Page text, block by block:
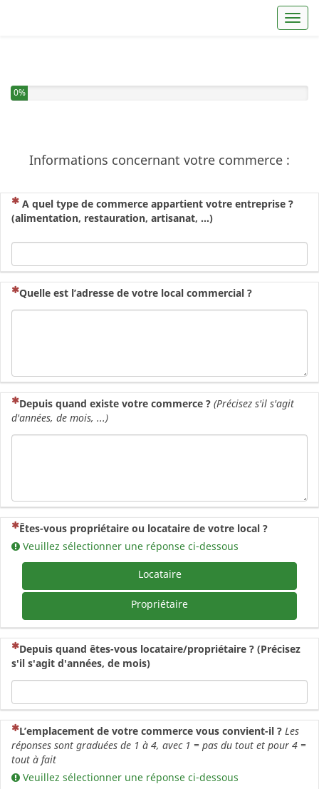
Vous avez complété 0% de ce questionnaire.
0%
Informations concernant votre commerce :
(Cette question est obligatoire)
A quel type de commerce appartient votre entreprise ?
(alimentation, restauration, artisanat, ...)
(Cette question est obligatoire)
Quelle est l’adresse de votre local commercial ?
(Cette question est obligatoire)
Depuis quand existe votre commerce ? (Précisez s'il s'agit
d'années, de mois, ...)
(Cette question est obligatoire)
Êtes-vous propriétaire ou locataire de votre local ?
Veuillez sélectionner une réponse ci-dessous
Locataire
Propriétaire
(Cette question est obligatoire)
Depuis quand êtes-vous locataire/propriétaire ? (Précisez
s'il s'agit d'années, de mois)
(Cette question est obligatoire)
L’emplacement de votre commerce vous convient-il ? Les
réponses sont graduées de 1 à 4, avec 1 = pas du tout et pour 4 =
tout à fait
Veuillez sélectionner une réponse ci-dessous